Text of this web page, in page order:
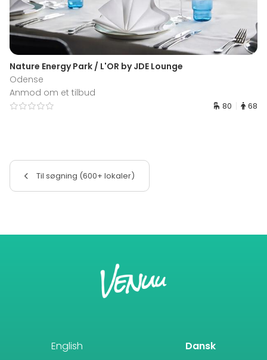
Nature Energy Park / L'OR by JDE Lounge
Odense
Anmod om et tilbud
80 68
Til søgning (600+ lokaler)
English Dansk